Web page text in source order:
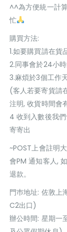
^^為方便統一計
忙
購買方法:
1.如要購買請在
2.同事會於24小
3.麻煩於3個工作
(客人若要寄貨請
注明, 收貨時間會
4 收到入數後我
寄寄出
~POST上會註明
會PM 通知客人,
退款。
門巿地址: 佐敦
C2出口)
辦公時間: 星期一